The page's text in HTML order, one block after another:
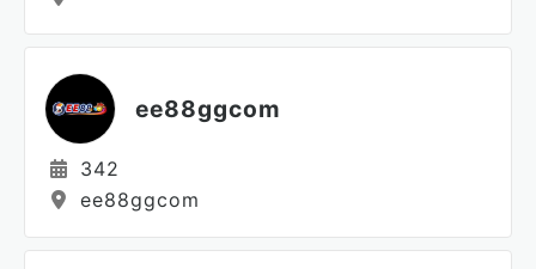
ee88ggcom
342
ee88ggcom